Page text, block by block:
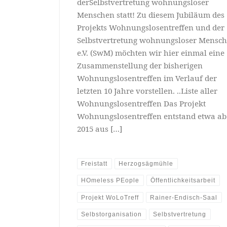
derSelbstvertretung wohnungsloser
Menschen statt! Zu diesem Jubiläum des
Projekts Wohnungslosentreffen und der
Selbstvertretung wohnungsloser
e.V. (SwM) möchten wir hier einmal eine
Zusammenstellung der bisherigen
Wohnungslosentreffen im Verlauf der
letzten 10 Jahre vorstellen. ..Liste aller
Wohnungslosentreffen Das Projekt
Wohnungslosentreffen entstand etwa ab
2015 aus […]
Freistatt Herzogsägmühle
HOmeless PEople Öffentlichkeitsarbeit
Projekt WoLoTreff Rainer-Endisch-Saal
Selbstorganisation Selbstvertretung